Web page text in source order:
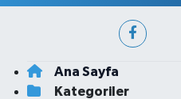
Ana Sayfa
Kategoriler